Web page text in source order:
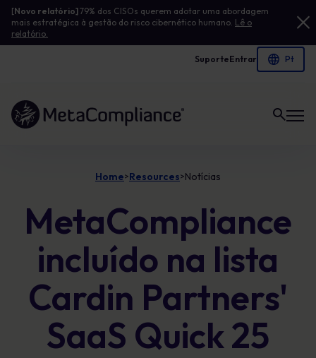
[Novo relatório]79% dos CISOs querem adotar uma abordagem
mais estratégica à gestão do risco cibernético humano. Lê o
relatório.
SuporteEntrar
Ligação à página inicial
Home>Resources>Notícias
MetaCompliance
incluído na lista
Cardin Partners'
SaaS Quick 25